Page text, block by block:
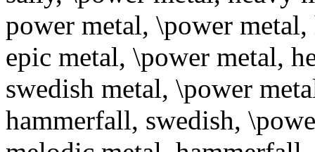
power metal, \power
epic metal, \power metal,
swedish metal, \power
hammerfall, swedish,